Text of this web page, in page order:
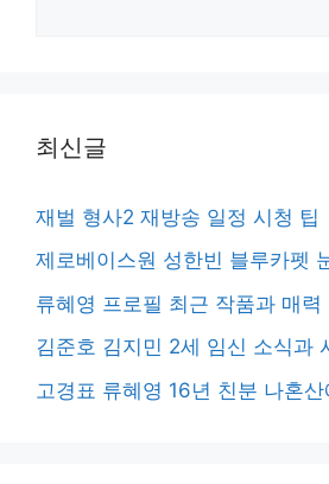
최신글
재벌 형사2 재방송 일정 시청 팁
제로베이스원 성한빈 블루카펫
류혜영 프로필 최근 작품과 매력
김준호 김지민 2세 임신 소식과
고경표 류혜영 16년 친분 나혼산